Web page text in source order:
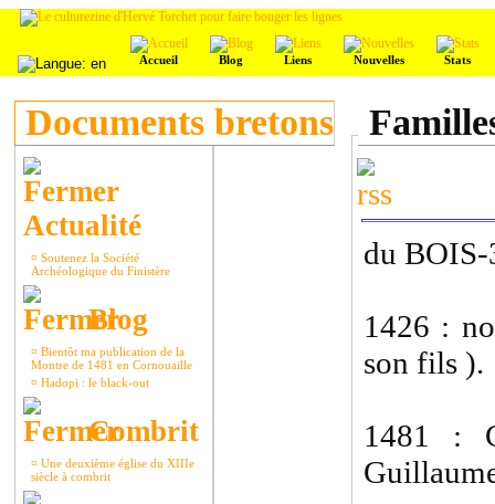
Accueil Blog Liens Nouvelles Stats
Documents bretons
Actualité
¤ Soutenez la Société
Archéologique du Finistère
Blog
¤ Bientôt ma publication de la
Montre de 1481 en Cornouaille
¤ Hadopi : le black-out
Combrit
¤ Une deuxième église du XIIIe
siècle à combrit
du BOIS-
1426 :
son fils ).
1481 :